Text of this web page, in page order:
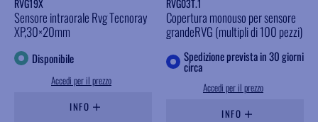
RVG19X
Sensore intraorale Rvg Tecnoray
XP,30×20mm
Disponibile
Accedi per il prezzo
INFO
RVG03T.1
Copertura monouso per sensore
grandeRVG (multipli di 100 pezzi)
Spedizione prevista in 30 giorni
circa
Accedi per il prezzo
INFO